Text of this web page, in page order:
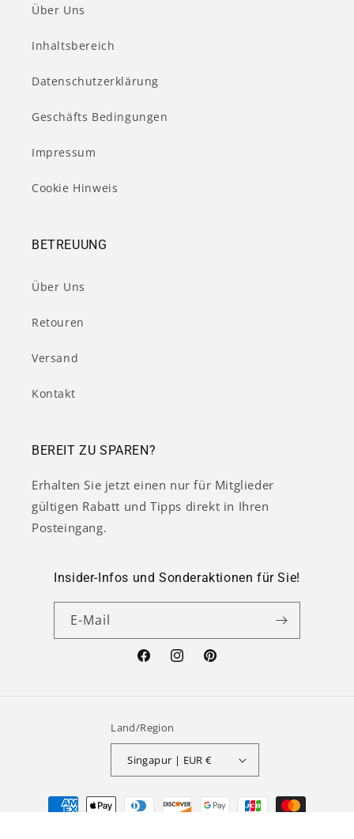
Über Uns
Inhaltsbereich
Datenschutzerklärung
Geschäfts Bedingungen
Impressum
Cookie Hinweis
BETREUUNG
Über Uns
Retouren
Versand
Kontakt
BEREIT ZU SPAREN?
Erhalten Sie jetzt einen nur für Mitglieder
gültigen Rabatt und Tipps direkt in Ihren
Posteingang.
Insider-Infos und Sonderaktionen für Sie!
E-Mail
FacebookInstagramPinterest
Land/Region
Singapur | EUR €
Zahlungsmethoden